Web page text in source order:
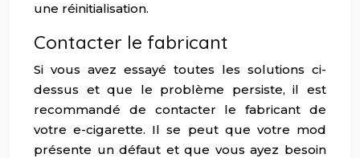
une réinitialisation.
Contacter le fabricant
Si vous avez essayé toutes les solutions ci-
dessus et que le problème persiste, il est
recommandé de contacter le fabricant de
votre e-cigarette. Il se peut que votre mod
présente un défaut et que vous ayez besoin